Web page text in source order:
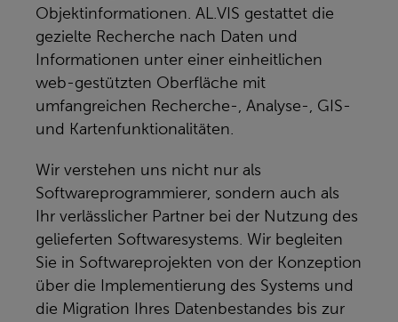
Objektinformationen. AL.VIS gestattet die
gezielte Recherche nach Daten und
Informationen unter einer einheitlichen
web-gestützten Oberfläche mit
umfangreichen Recherche-, Analyse-, GIS-
und Kartenfunktionalitäten.
Wir verstehen uns nicht nur als
Softwareprogrammierer, sondern auch als
Ihr verlässlicher Partner bei der Nutzung des
gelieferten Softwaresystems. Wir begleiten
Sie in Softwareprojekten von der Konzeption
über die Implementierung des Systems und
die Migration Ihres Datenbestandes bis zur